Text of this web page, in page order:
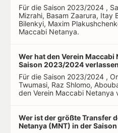
Für die Saison 2023/2024 ,
Mizrahi, Basam Zaarura, Itay
Bilenkyi, Maxim
Maccabi Netanya.
Wer hat den Verein Maccabi
Saison 2023/2024
Für die Saison 2023/2024 ,
Twumasi, Raz Shlomo,
den Verein Maccabi Netanya
Wer ist der größte Transfer
Netanya (MNT) in der